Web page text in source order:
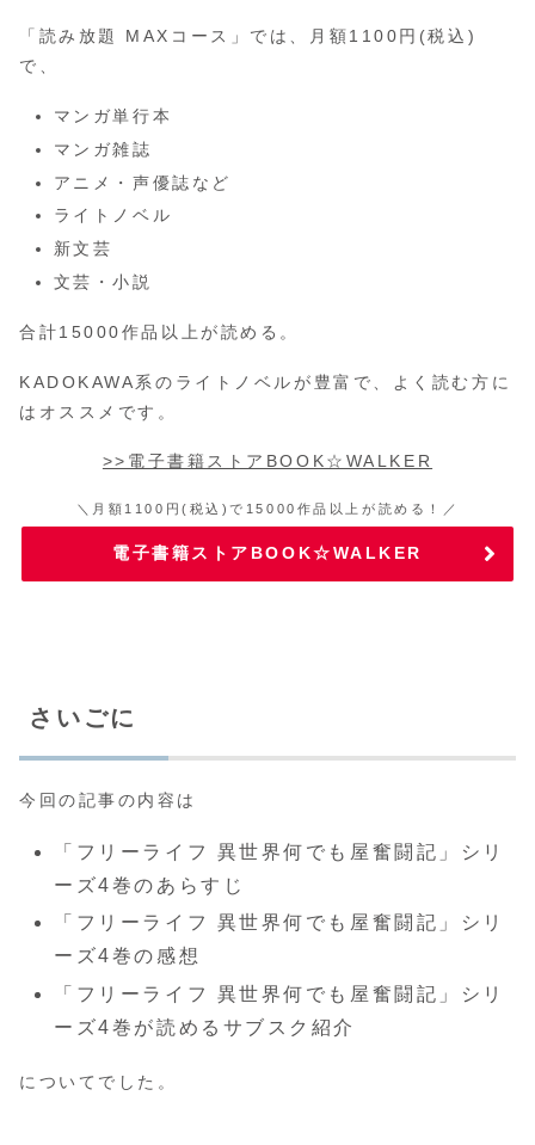
「読み放題 MAXコース」では、月額1100円(税込)
で、
マンガ単行本
マンガ雑誌
アニメ・声優誌など
ライトノベル
新文芸
文芸・小説
合計15000作品以上が読める。
KADOKAWA系のライトノベルが豊富で、よく読む方に
はオススメです。
>>電子書籍ストアBOOK☆WALKER
＼月額1100円(税込)で15000作品以上が読める！／
電子書籍ストアBOOK☆WALKER
さいごに
今回の記事の内容は
「フリーライフ 異世界何でも屋奮闘記」シリ
ーズ4巻のあらすじ
「フリーライフ 異世界何でも屋奮闘記」シリ
ーズ4巻の感想
「フリーライフ 異世界何でも屋奮闘記」シリ
ーズ4巻が読めるサブスク紹介
についてでした。